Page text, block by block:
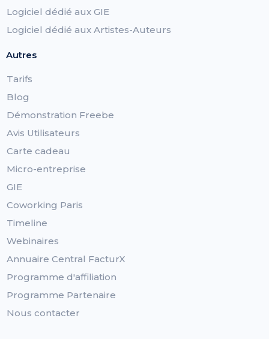
Logiciel dédié aux GIE
Logiciel dédié aux Artistes-Auteurs
Autres
Tarifs
Blog
Démonstration Freebe
Avis Utilisateurs
Carte cadeau
Micro-entreprise
GIE
Coworking Paris
Timeline
Webinaires
Annuaire Central FacturX
Programme d'affiliation
Programme Partenaire
Nous contacter